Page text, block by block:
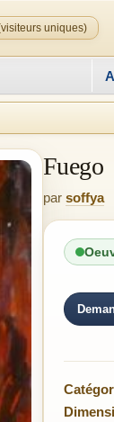
uniques)
Fuego
par soffya